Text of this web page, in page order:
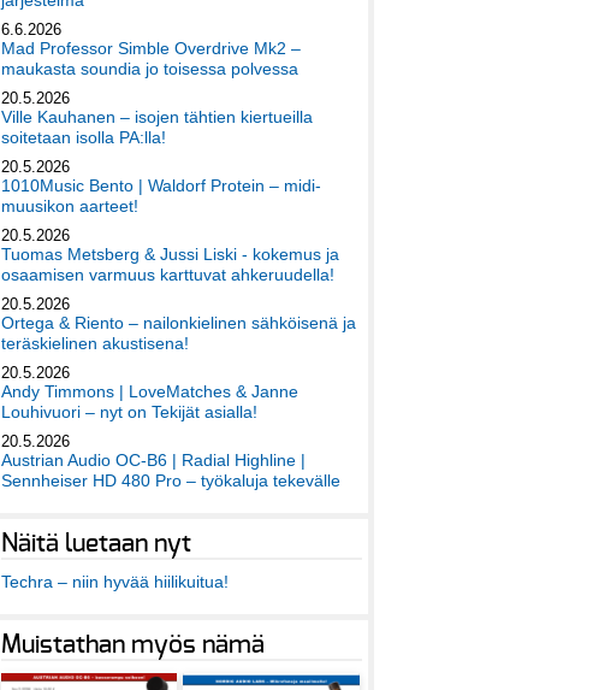
6.6.2026
Mad Professor Simble Overdrive Mk2 –
maukasta soundia jo toisessa polvessa
20.5.2026
Ville Kauhanen – isojen tähtien kiertueilla
soitetaan isolla PA:lla!
20.5.2026
1010Music Bento | Waldorf Protein – midi-
muusikon aarteet!
20.5.2026
Tuomas Metsberg & Jussi Liski - kokemus ja
osaamisen varmuus karttuvat ahkeruudella!
20.5.2026
Ortega & Riento – nailonkielinen sähköisenä ja
teräskielinen akustisena!
20.5.2026
Andy Timmons | LoveMatches & Janne
Louhivuori – nyt on Tekijät asialla!
20.5.2026
Austrian Audio OC-B6 | Radial Highline |
Sennheiser HD 480 Pro – työkaluja tekevälle
Näitä luetaan nyt
Techra – niin hyvää hiilikuitua!
Muistathan myös nämä